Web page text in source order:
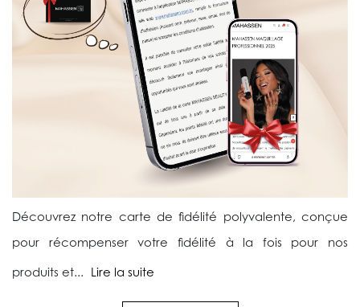
Découvrez notre carte de fidélité polyvalente, conçue
pour récompenser votre fidélité à la fois pour nos
produits et... Lire la suite